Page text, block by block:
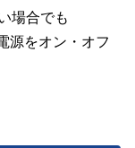
場合でも
源をオン・オフ